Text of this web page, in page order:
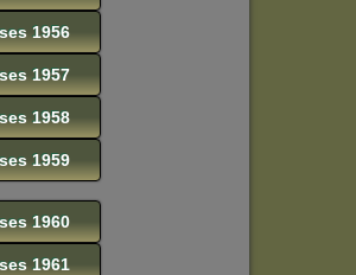
1956
1957
1958
1959
1960
1961